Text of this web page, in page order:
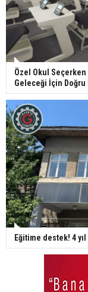
Özel Okul
Geleceği İçin Doğru
Eğitime destek! 4